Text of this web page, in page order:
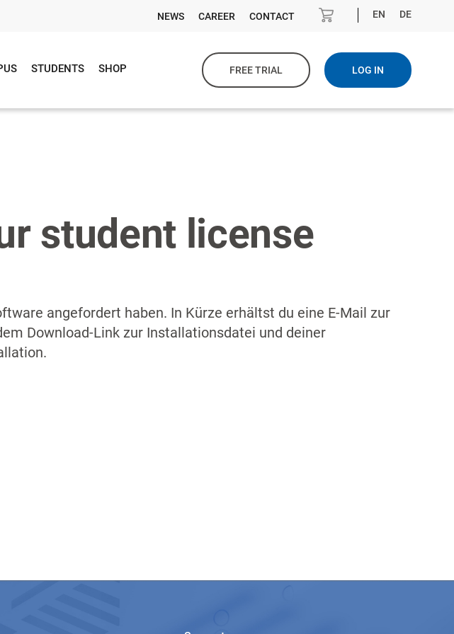
NEWS CAREER CONTACT EN DE
STUDENTS SHOP FREE TRIAL LOG IN
student license
angefordert haben. In Kürze erhältst du eine E-Mail zur
Download-Link zur Installationsdatei und deiner